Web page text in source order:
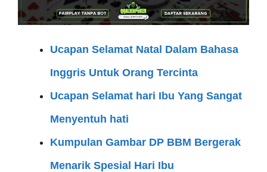
Ucapan Selamat Natal Dalam Bahasa
Inggris Untuk Orang Tercinta
Ucapan Selamat hari Ibu Yang Sangat
Menyentuh hati
Kumpulan Gambar DP BBM Bergerak
Menarik Spesial Hari Ibu